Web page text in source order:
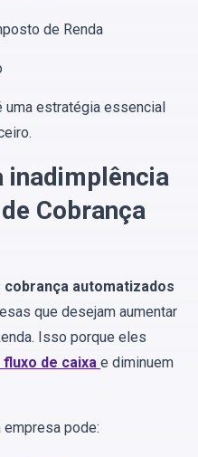
de Renda
uma estratégia essencial
inadimplência
Cobrança
automatizados
que desejam aumentar
Isso porque eles
de caixa e diminuem
pode: